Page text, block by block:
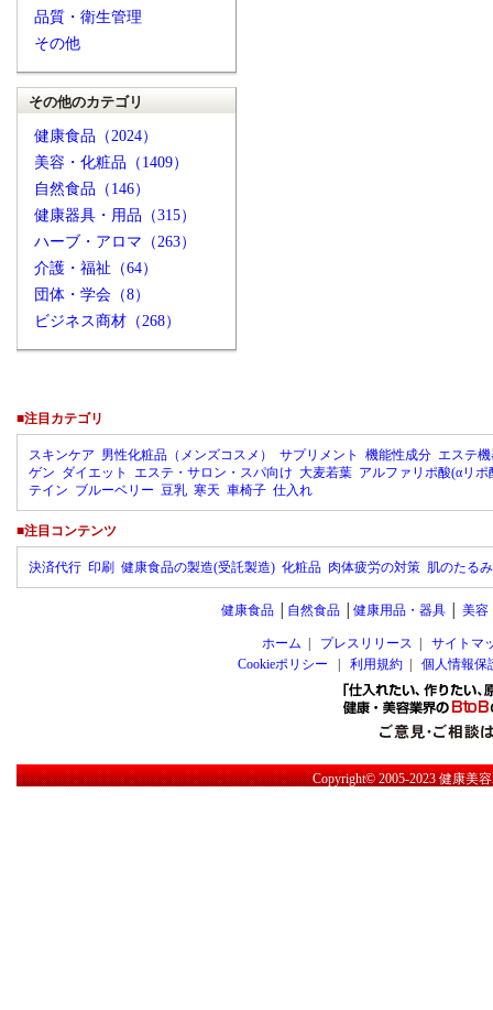
品質・衛生管理
その他
その他のカテゴリ
健康食品（2024）
美容・化粧品（1409）
自然食品（146）
健康器具・用品（315）
ハーブ・アロマ（263）
介護・福祉（64）
団体・学会（8）
ビジネス商材（268）
■注目カテゴリ
スキンケア 男性化粧品（メンズコスメ） サプリメント 機能性成分 エステ
ゲン ダイエット エステ・サロン・スパ向け 大麦若葉 アルファリポ酸(αリポ
テイン ブルーベリー 豆乳 寒天 車椅子 仕入れ
■注目コンテンツ
決済代行 印刷 健康食品の製造(受託製造) 化粧品 肉体疲労の対策 肌のたる
健康食品│ 自然食品│ 健康用品・器具│ 美容
ホーム プレスリリース
サイトマ
Cookieポリシー
利用規約| 個人情報保
Copyright© 2005-2023健康美